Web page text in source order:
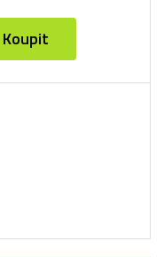
Koupit